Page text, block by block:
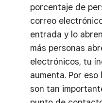
porcentaje de
correo
entrada y lo
más personas
electrónicos, tu
aumenta. Por
son tan